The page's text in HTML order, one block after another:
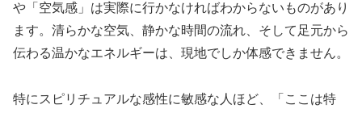
や「空気感」は実際に行かなければわからないものがあり
ます。清らかな空気、静かな時間の流れ、そして足元から
伝わる温かなエネルギーは、現地でしか体感できません。
特にスピリチュアルな感性に敏感な人ほど、「ここは特